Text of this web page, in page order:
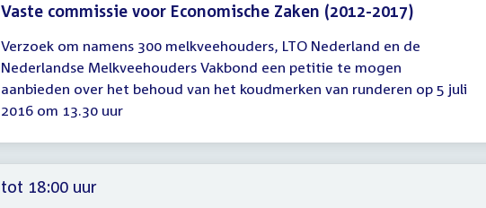
Vaste commissie voor Economische Zaken (2012-2017)
vergadering
tot
15:00
uur
Verzoek om namens 300 melkveehouders, LTO Nederland en de
Nederlandse Melkveehouders Vakbond een petitie te mogen
aanbieden over het behoud van het koudmerken van runderen op 5 juli
2016 om 13.30 uur
tot 18:00 uur